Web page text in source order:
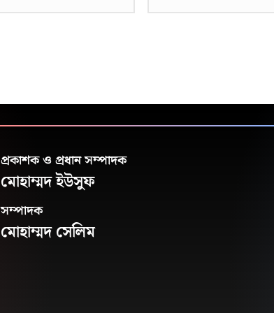
প্রকাশক ও প্রধান সম্পাদক
মোহাম্মদ ইউসুফ
সম্পাদক
মোহাম্মদ সেলিম